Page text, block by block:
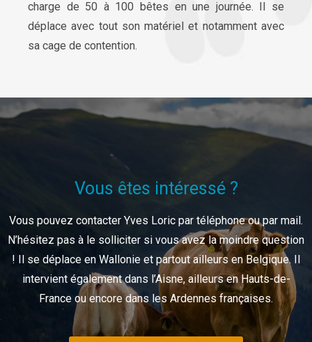
charge de 50 à 100 bêtes en une journée. Il se
déplace avec tout son matériel et notamment avec
sa cage de contention.
Vous êtes intéressé ?
Vous pouvez contacter Yves Loric par téléphone ou par mail.
N’hésitez pas à le solliciter si vous avez la moindre question
! Il se déplace en Wallonie et partout ailleurs en Belgique. Il
intervient également dans l’Aisne, ailleurs en Hauts-de-
France ou encore dans les Ardennes françaises.